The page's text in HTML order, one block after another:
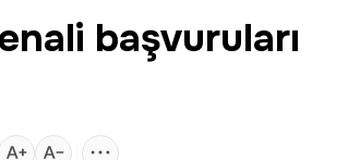
başvuruları